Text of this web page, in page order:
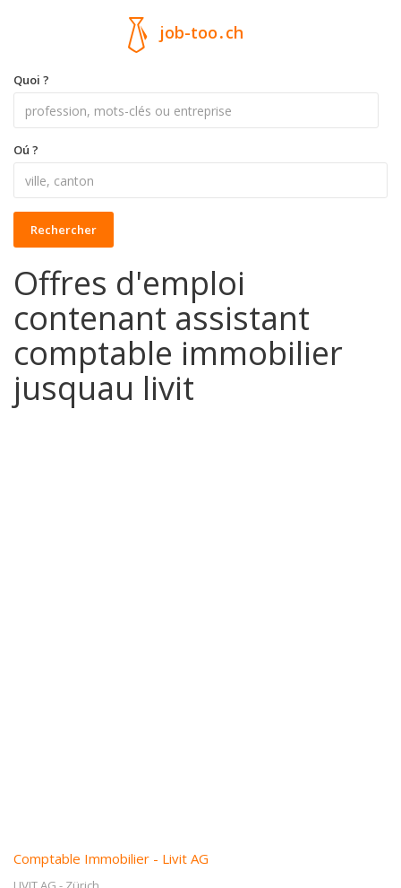
job-too.ch
Quoi ?
Oú ?
Rechercher
Offres d'emploi
contenant assistant
comptable immobilier
jusquau livit
Comptable Immobilier - Livit AG